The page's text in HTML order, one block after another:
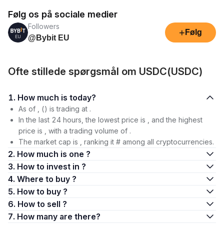
Følg os på sociale medier
Followers
@Bybit EU
+ Følg
Ofte stillede spørgsmål om USDC(USDC)
1. How much is today?
As of , () is trading at .
In the last 24 hours, the lowest price is , and the highest
price is , with a trading volume of .
The market cap is , ranking it # among all cryptocurrencies.
2. How much is one ?
3. How to invest in ?
4. Where to buy ?
5. How to buy ?
6. How to sell ?
7. How many are there?